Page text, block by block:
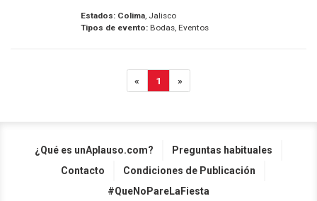
Estados: Colima, Jalisco
Tipos de evento:Bodas, Eventos
« 1 »
¿Qué es unAplauso.com?
Preguntas habituales
Contacto
Condiciones de Publicación
#QueNoPareLaFiesta